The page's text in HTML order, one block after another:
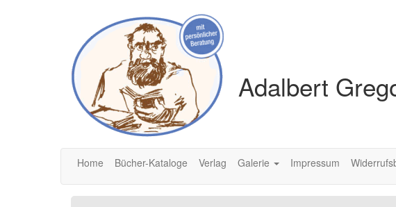
Adalbert
Home Bücher-Kataloge Verlag Galerie Impressum